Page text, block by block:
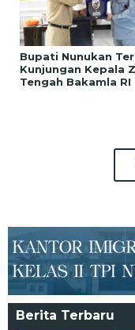
Bupati Nunukan
Kunjungan Kepala
Tengah Bakamla RI
Berita Terbaru